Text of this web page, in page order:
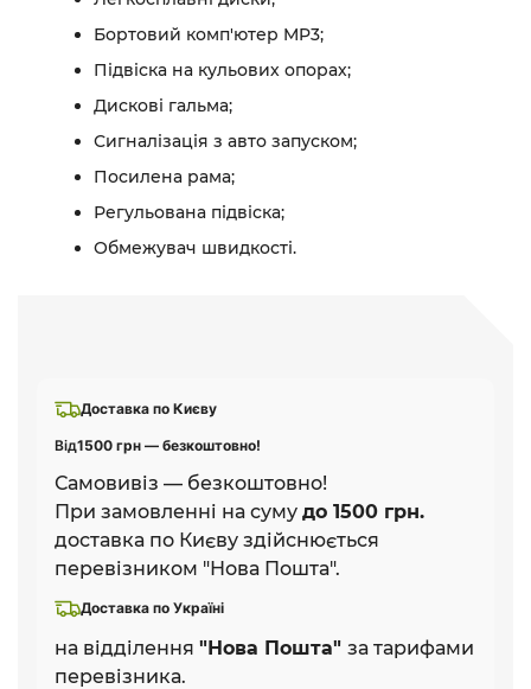
Доставка по Києву
Від1500 грн — безкоштовно!
Самовивіз — безкоштовно!
При замовленні на суму до 1500 грн.
доставка по Києву здійснюється
перевізником "Нова Пошта".
Доставка по Україні
на відділення "Нова Пошта" за тарифами
перевізника.
Бортовий комп'ютер MP3;
Підвіска на кульових опорах;
Дискові гальма;
Сигналізація з авто запуском;
Посилена рама;
Регульована підвіска;
Обмежувач швидкості.